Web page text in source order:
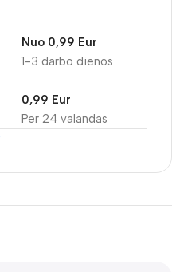
1-3 darbo dienos
Nuo 0,99 Eur
Per 24 valandas
0,99 Eur